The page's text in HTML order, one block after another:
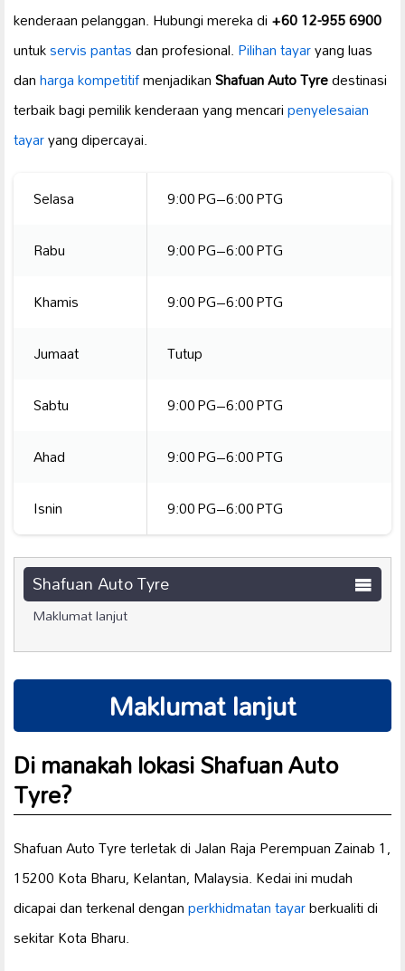
kenderaan pelanggan. Hubungi mereka di+60 12-955 6900
untukservis pantasdan profesional.Pilihan tayaryang luas
danharga kompetitifmenjadikanShafuan Auto Tyredestinasi
terbaik bagi pemilik kenderaan yang mencaripenyelesaian
tayaryang dipercayai.
Selasa
9:00 PG–6:00 PTG
Rabu
9:00 PG–6:00 PTG
Khamis
9:00 PG–6:00 PTG
Jumaat
Tutup
Sabtu
9:00 PG–6:00 PTG
Ahad
9:00 PG–6:00 PTG
Isnin
9:00 PG–6:00 PTG
Shafuan Auto Tyre
Maklumat lanjut
Maklumat lanjut
Di manakah lokasi Shafuan Auto
Tyre?
Shafuan Auto Tyre terletak di Jalan Raja Perempuan Zainab 1,
15200 Kota Bharu, Kelantan, Malaysia. Kedai ini mudah
dicapai dan terkenal denganperkhidmatan tayarberkualiti di
sekitar Kota Bharu.